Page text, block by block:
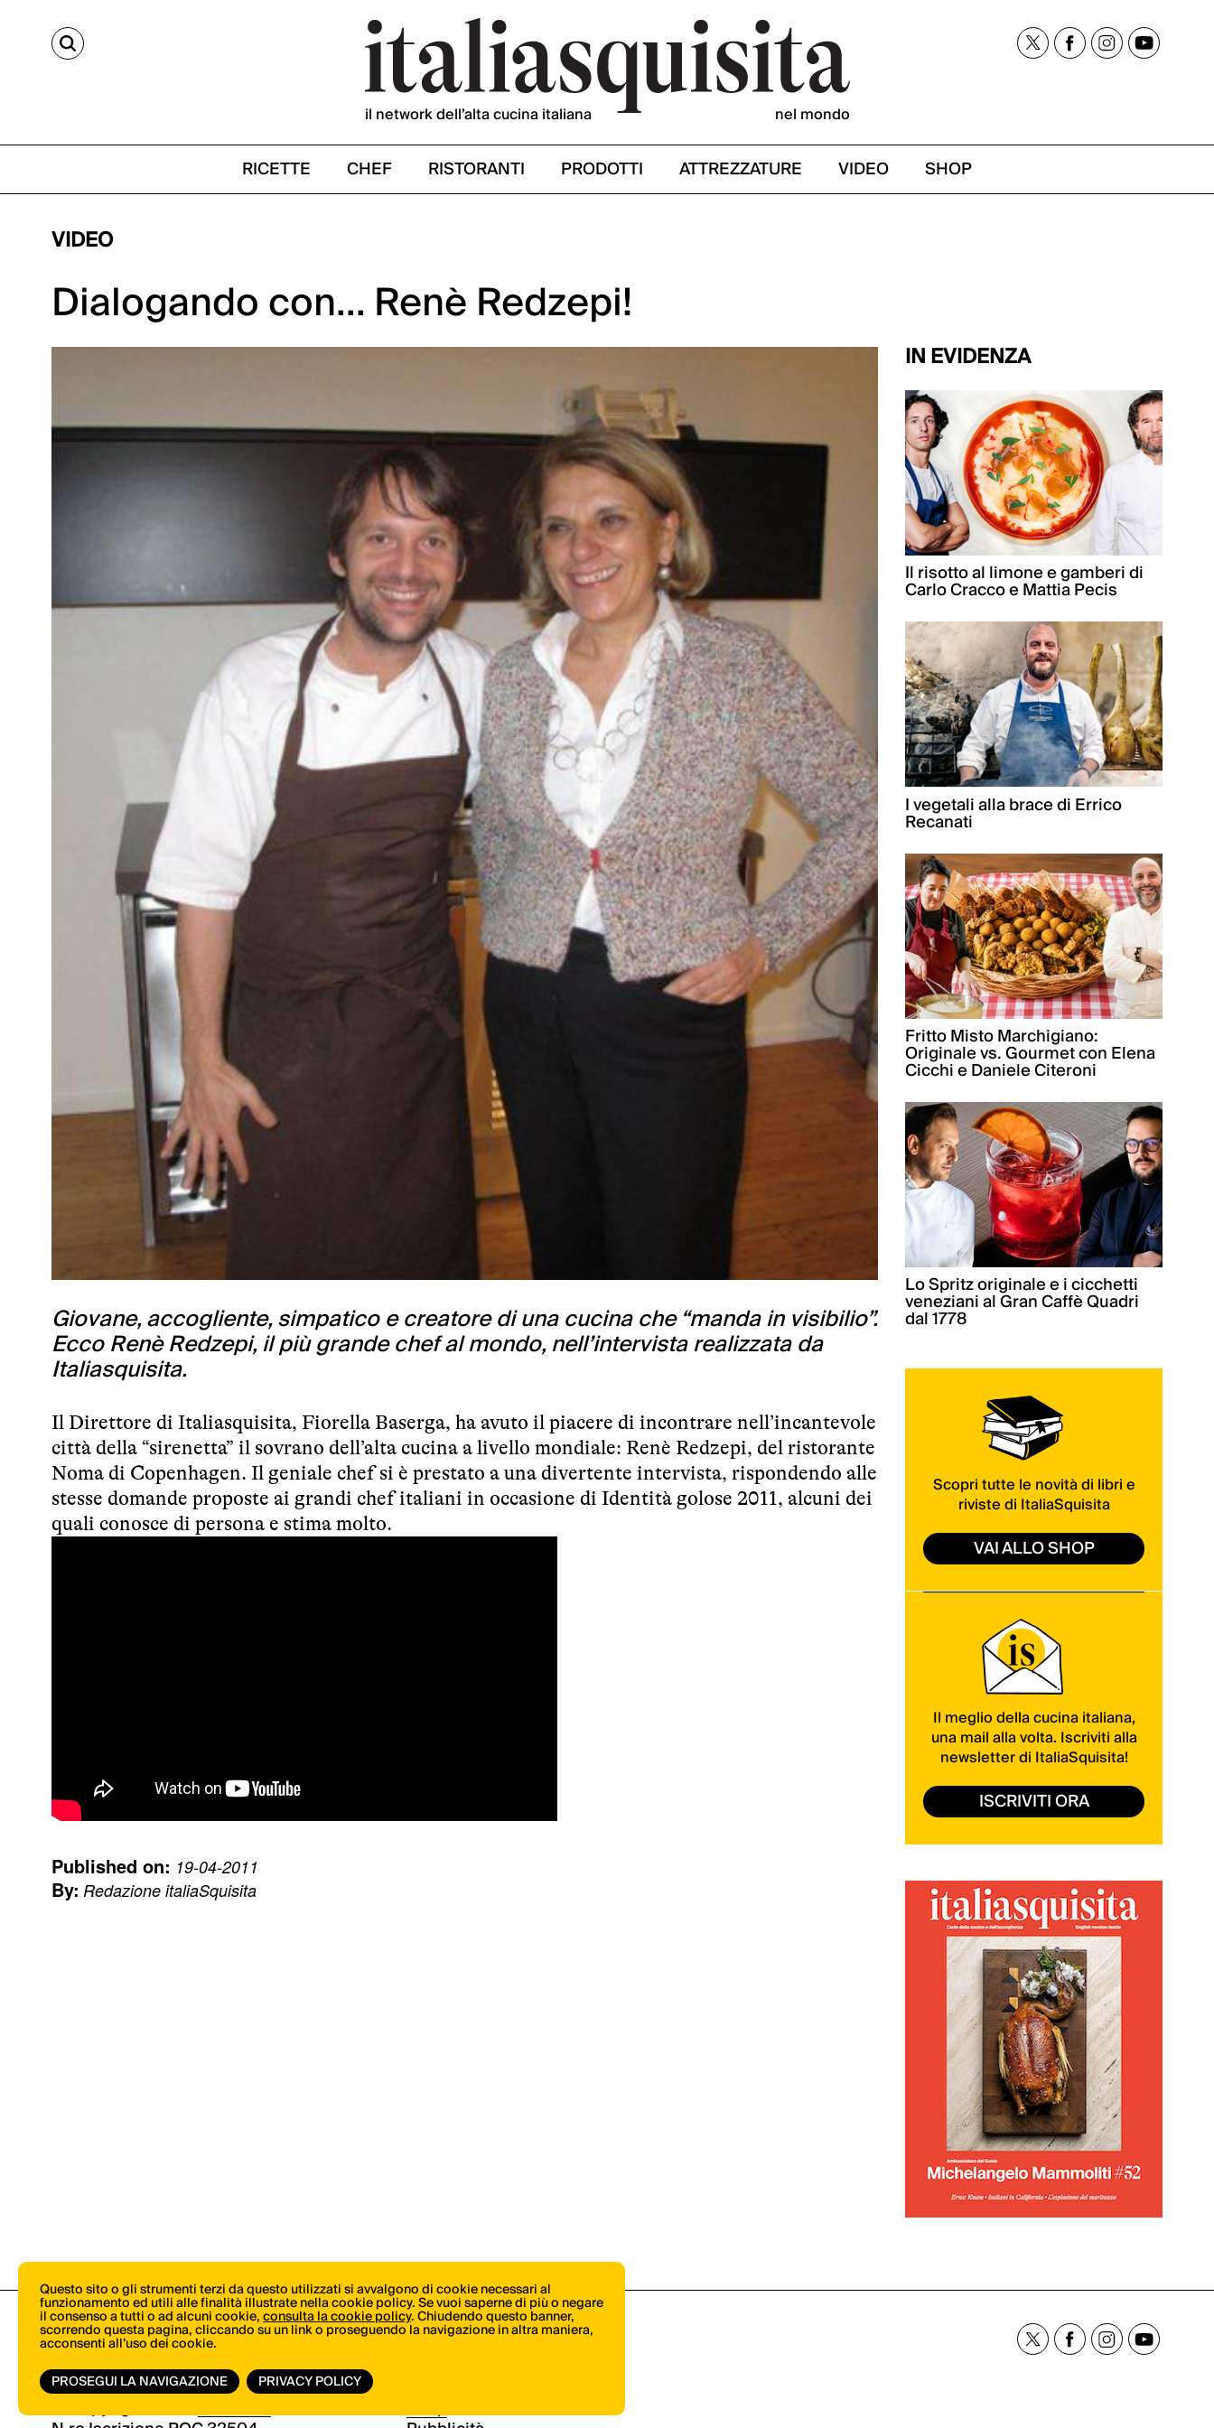
CERCA
il network dell’alta cucina italiana nel mondo
RICETTE CHEF RISTORANTI PRODOTTI ATTREZZATURE VIDEO SHOP
VIDEO
Dialogando con... Renè Redzepi!
Giovane, accogliente, simpatico e creatore di una cucina che “manda in visibilio”.
Ecco Renè Redzepi, il più grande chef al mondo, nell’intervista realizzata da
Italiasquisita.
Il Direttore di Italiasquisita, Fiorella Baserga, ha avuto il piacere di incontrare nell’incantevole
città della “sirenetta” il sovrano dell’alta cucina a livello mondiale: Renè Redzepi, del ristorante
Noma di Copenhagen. Il geniale chef si è prestato a una divertente intervista, rispondendo alle
stesse domande proposte ai grandi chef italiani in occasione di Identità golose 2011, alcuni dei
quali conosce di persona e stima molto.
Published on: 19-04-2011
By: Redazione italiaSquisita
IN EVIDENZA
Il risotto al limone e gamberi di
Carlo Cracco e Mattia Pecis
I vegetali alla brace di Errico
Recanati
Fritto Misto Marchigiano:
Originale vs. Gourmet con Elena
Cicchi e Daniele Citeroni
Lo Spritz originale e i cicchetti
veneziani al Gran Caffè Quadri
dal 1778
Scopri tutte le novità di libri e
riviste di ItaliaSquisita
VAI ALLO SHOP
Il meglio della cucina italiana,
una mail alla volta. Iscriviti alla
newsletter di ItaliaSquisita!
ISCRIVITI ORA
© Copyright 2026.Vertical.it Shop
Questo sito o gli strumenti terzi da questo utilizzati si avvalgono di cookie necessari al
funzionamento ed utili alle finalità illustrate nella cookie policy. Se vuoi saperne di più o negare
il consenso a tutti o ad alcuni cookie,consulta la cookie policy. Chiudendo questo banner,
scorrendo questa pagina, cliccando su un link o proseguendo la navigazione in altra maniera,
acconsenti all’uso dei cookie.
PROSEGUI LA NAVIGAZIONE
PRIVACY POLICY